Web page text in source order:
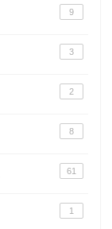
9
3
2
8
61
1